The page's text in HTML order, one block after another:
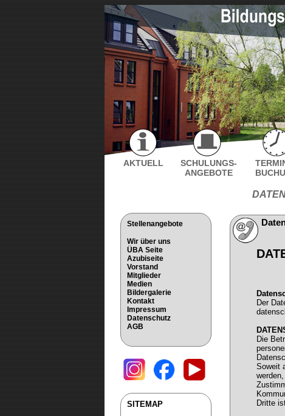
AKTUELL
SCHULUNGS-
ANGEBOTE
Stellenangebote
Wir über uns
ÜBA Seite
Azubiseite
Vorstand
Mitglieder
Medien
Bildergalerie
Kontakt
Impressum
Datenschutz
AGB
SITEMAP
Der
Die
Soweit
Dritte